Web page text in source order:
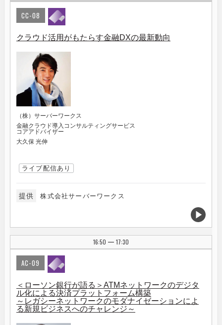
CC-08
クラウド活用がもたらす金融DXの最新動向
（株）サーバーワークス
金融クラウド導入コンサルティングサービス
コアアドバイザー
大久保 光伸
ライブ配信あり
提供 株式会社サーバーワークス
16:50 | 17:30
AC-09
＜ローソン銀行が語る＞ATMネットワークのデジタ
ル化による決済プラットフォーム構築
～レガシーネットワークのモダナイゼーションによ
る新規ビジネスへのチャレンジ～